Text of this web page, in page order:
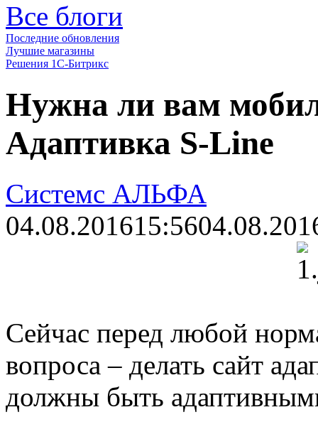
Все блоги
Последние обновления
Лучшие магазины
Решения 1С-Битрикс
Нужна ли вам
Адаптивка S-Line
Системс АЛЬФА
04.08.201615:56
Сейчас перед любой
вопроса – делать сайт
должны быть